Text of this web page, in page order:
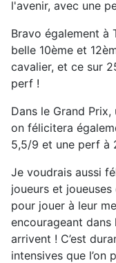
l'avenir, avec une
Bravo également à
belle 10ème et
cavalier, et ce sur
perf !
Dans le Grand
on félicitera
5,5/9 et une perf à
Je voudrais aussi
joueurs et
pour jouer à leur
encourageant dans
arrivent ! C’est
intensives que l’on